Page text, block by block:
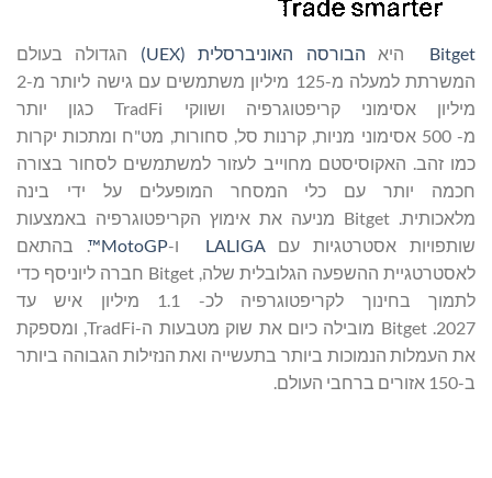
Bitget היא הבורסה האוניברסלית (UEX
) הגדולה בעולם
המשרתת למעלה מ-125 מיליון משתמשים עם גישה ליותר מ-2
מיליון אסימוני קריפטוגרפיה ושווקי TradFi כגון יותר
מ- 500 אסימוני מניות, קרנות סל, סחורות, מט"ח ומתכות יקרות
כמו זהב. האקוסיסטם מחוייב לעזור למשתמשים לסחור בצורה
חכמה יותר עם כלי המסחר המופעלים על ידי בינה
מלאכותית. Bitget מניעה את אימוץ הקריפטוגרפיה באמצעות
שותפויות אסטרטגיות עםLALIGA ו-MotoGP™
. בהתאם
לאסטרטגיית ההשפעה הגלובלית שלה, Bitget חברה ליוניסף כדי
לתמוך בחינוך לקריפטוגרפיה לכ- 1.1 מיליון איש עד
2027. Bitget מובילה כיום את שוק מטבעות ה-TradFi, ומספקת
את העמלות הנמוכות ביותר בתעשייה ואת הנזילות הגבוהה ביותר
ב-150 אזורים ברחבי העולם.